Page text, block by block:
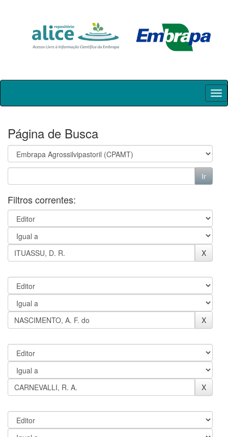
Skip
Página de Busca
Filtros correntes: